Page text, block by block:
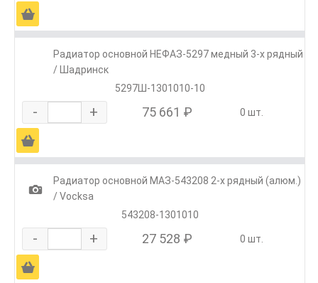
Ä
Радиатор основной НЕФАЗ-5297 медный 3-х рядный
/ Шадринск
5297Ш-1301010-10
- + 75 661 ₽ 0 шт.
Ä
1
Радиатор основной МАЗ-543208 2-х рядный (алюм.)
/ Vocksa
543208-1301010
- + 27 528 ₽ 0 шт.
Ä